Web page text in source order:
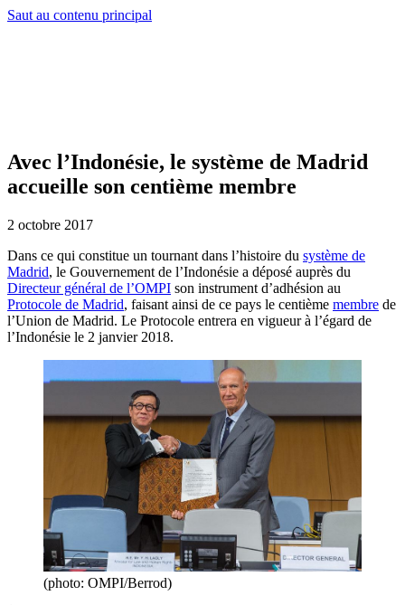
Saut au contenu principal
Avec l’Indonésie, le système de Madrid
accueille son centième membre
2 octobre 2017
Dans ce qui constitue un tournant dans l’histoire du système de
Madrid, le Gouvernement de l’Indonésie a déposé auprès du
Directeur général de l’OMPI son instrument d’adhésion au
Protocole de Madrid, faisant ainsi de ce pays le centième membre de
l’Union de Madrid. Le Protocole entrera en vigueur à l’égard de
l’Indonésie le 2 janvier 2018.
(photo: OMPI/Berrod)